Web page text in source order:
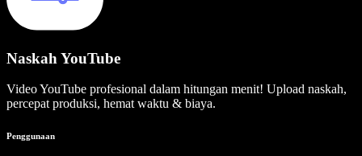
Naskah YouTube
Video YouTube profesional dalam hitungan menit! Upload naskah,
percepat produksi, hemat waktu & biaya.
Penggunaan